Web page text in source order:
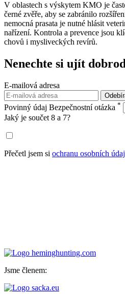
V oblastech s výskytem KMO je
černé zvěře, aby se zabránilo
nemocná prasata je nutné hlásit
nařízení. Kontrola a prevence jsou
chovů i mysliveckých revírů.
Nenechte si ujít
E-mailová adresa
Povinný údaj Bezpečnostní otázka *
Jaký je součet 8 a 7?
Přečetl jsem si ochranu osobních
Jsme členem: